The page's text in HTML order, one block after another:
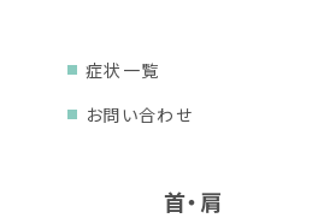
症状一覧
お問い合わせ
首・肩